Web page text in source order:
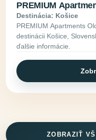
PREMIUM
Destinácia: Košice
PREMIUM Apartments
destinácii Košice,
ďalšie informácie.
ZOBRAZIŤ